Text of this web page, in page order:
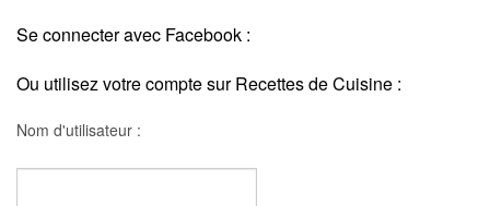
Se connecter avec Facebook :
Ou utilisez votre compte sur Recettes de Cuisine :
Nom d'utilisateur :